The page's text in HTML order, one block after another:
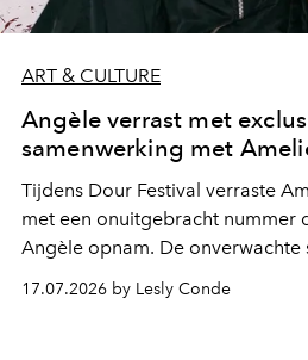
ART & CULTURE
Angèle verrast met
samenwerking met
Tijdens Dour Festival verraste
met een onuitgebracht nummer
Angèle opnam. De onverwachte
bevestigt de elektronische koers
zangeres de voorbije maanden
17.07.2026 by Lesly Conde